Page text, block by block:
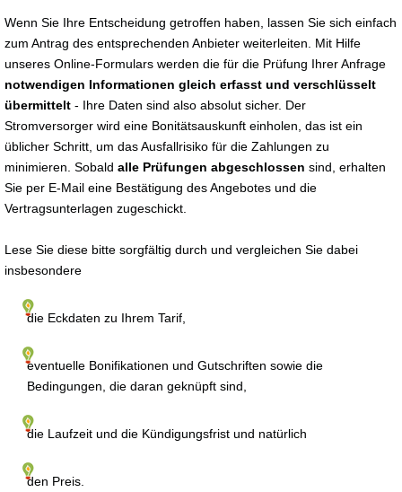
Wenn Sie Ihre Entscheidung getroffen haben, lassen Sie sich einfach
zum Antrag des entsprechenden Anbieter weiterleiten. Mit Hilfe
unseres Online-Formulars werden die für die Prüfung Ihrer Anfrage
notwendigen Informationen gleich erfasst und verschlüsselt
übermittelt - Ihre Daten sind also absolut sicher. Der
Stromversorger wird eine Bonitätsauskunft einholen, das ist ein
üblicher Schritt, um das Ausfallrisiko für die Zahlungen zu
minimieren. Sobald alle Prüfungen abgeschlossen sind, erhalten
Sie per E-Mail eine Bestätigung des Angebotes und die
Vertragsunterlagen zugeschickt.
Lese Sie diese bitte sorgfältig durch und vergleichen Sie dabei
insbesondere
die Eckdaten zu Ihrem Tarif,
eventuelle Bonifikationen und Gutschriften sowie die
Bedingungen, die daran geknüpft sind,
die Laufzeit und die Kündigungsfrist und natürlich
den Preis.